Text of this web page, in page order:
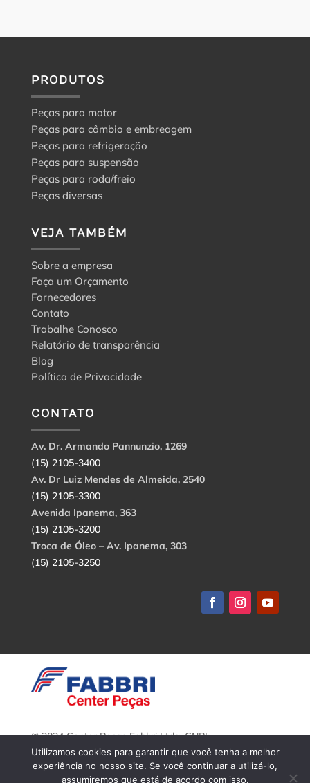
PRODUTOS
Peças para motor
Peças para câmbio e embreagem
Peças para refrigeração
Peças para suspensão
Peças para roda/freio
Peças diversas
VEJA TAMBÉM
Sobre a empresa
Faça um Orçamento
Fornecedores
Contato
Trabalhe Conosco
Relatório de transparência
Blog
Política de Privacidade
CONTATO
Av. Dr. Armando Pannunzio, 1269
(15) 2105-3400
Av. Dr Luiz Mendes de Almeida, 2540
(15) 2105-3300
Avenida Ipanema, 363
(15) 2105-3200
Troca de Óleo – Av. Ipanema, 303
(15) 2105-3250
© 2024 Center Peças Fabbri Ltda. CNPJ:
56.908.650/0001-94.
Todos os direitos reservados.
Utilizamos cookies para garantir que você tenha a melhor
experiência no nosso site. Se você continuar a utilizá-lo,
assumiremos que está de acordo com isso.